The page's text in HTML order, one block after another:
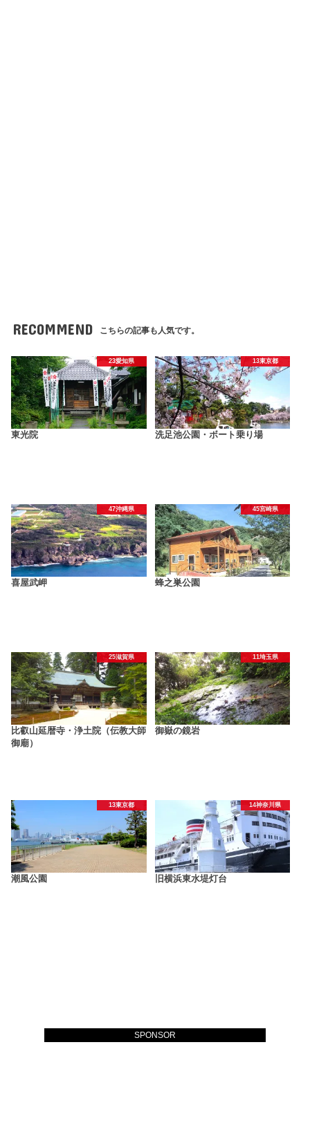
SPONSOR
RECOMMEND こちらの記事も人気です。
23愛知県
東光院
13東京都
洗足池公園・ボート乗り場
47沖縄県
喜屋武岬
45宮崎県
蜂之巣公園
25滋賀県
比叡山延暦寺・浄土院（伝教大師
御廟）
11埼玉県
御嶽の鏡岩
13東京都
潮風公園
14神奈川県
旧横浜東水堤灯台